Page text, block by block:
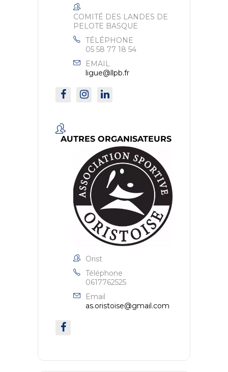
COMITÉ DES LANDES DE
PELOTE BASQUE
TÉLÉPHONE
05 58 77 18 54
EMAIL
ligue@llpb.fr
AUTRES ORGANISATEURS
Orist
Téléphone
0617762525
Email
as.oristoise@gmail.com